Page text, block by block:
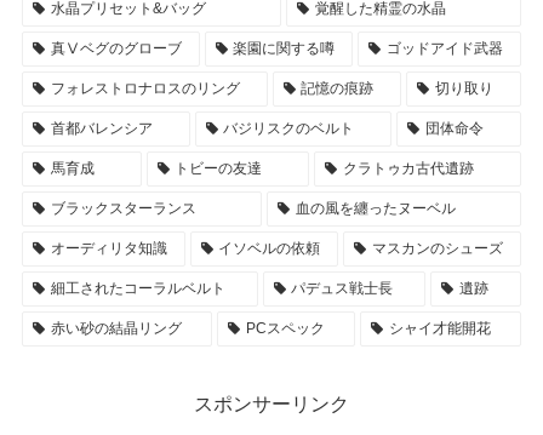
水晶プリセット&バッグ 覚醒した精霊の水晶
真Ⅴベグのグローブ 楽園に関する噂 ゴッドアイド武器
フォレストロナロスのリング 記憶の痕跡 切り取り
首都バレンシア バジリスクのベルト 団体命令
馬育成 トビーの友達 クラトゥカ古代遺跡
ブラックスターランス 血の風を纏ったヌーベル
オーディリタ知識 イソベルの依頼 マスカンのシューズ
細工されたコーラルベルト パデュス戦士長 遺跡
赤い砂の結晶リング PCスペック シャイ才能開花
スポンサーリンク